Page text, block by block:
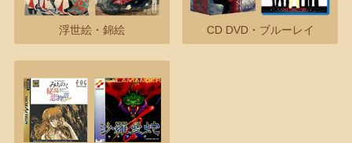
浮世絵・錦絵 CD DVD・ブルーレイ